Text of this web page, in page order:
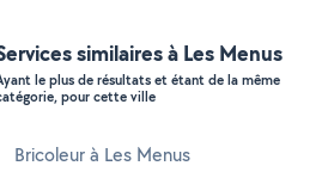
similaires à Les Menus
le plus de résultats et étant de la même
pour cette ville
Bricoleur à Les Menus